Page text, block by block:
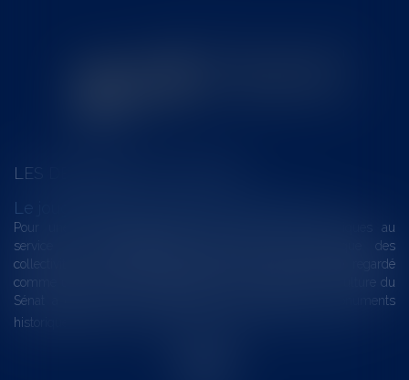
LES DERNIÈRES ACTUALITÉS
Le joug léger des monuments historiques
Pour une gestion patrimoniale des monuments historiques au
service du développement économique et touristique des
collectivités Le monument historique a longtemps été regardé
comme une charge. Le rapport que la commission de la culture du
Sénat a consacré, en juillet 2026, à la gestion des monuments
historiques invite à y voir aussi une ressour...